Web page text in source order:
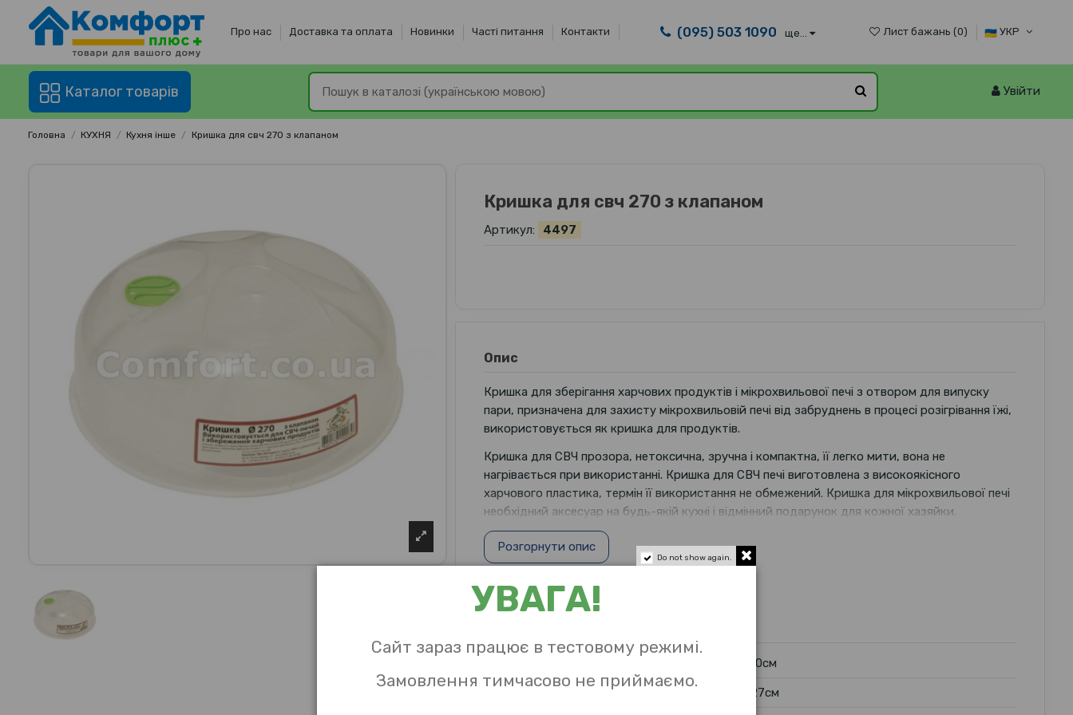
Про нас Доставка та оплата Новинки Часті питання Контакти (095) 503 1090 ще... Лист бажань (0) УКР
Каталог товарів Увійти
Головна КУХНЯ Кухня інше Кришка для свч 270 з клапаном
Кришка для свч 270 з клапаном
Артикул: 4497
Опис
Кришка для зберігання харчових продуктів і мікрохвильової печі з отвором для випуску
пари, призначена для захисту мікрохвильовій печі від забруднень в процесі розігрівання їжі,
використовується як кришка для продуктів.
Кришка для СВЧ прозора, нетоксична, зручна і компактна, її легко мити, вона не
нагрівається при використанні. Кришка для СВЧ печі виготовлена з високоякісного
харчового пластика, термін її використання не обмежений. Кришка для мікрохвильової печі
необхідний аксесуар на будь-якій кухні і відмінний подарунок для кожної хазяйки.
Розгорнути опис
10см
27см
Do not show again.
УВАГА!
Сайт зараз працює в тестовому режимі.
Замовлення тимчасово не приймаємо.